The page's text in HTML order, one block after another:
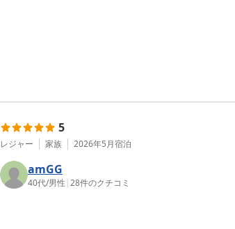
5
レジャー 家族 2026年5月宿泊
amGG
40代/男性 |28件のクチコミ